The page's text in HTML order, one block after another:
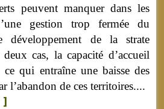
peuvent manquer dans les
gestion trop fermée du
développement de la strate
cas, la capacité d’accueil
qui entraîne une baisse des
l’abandon de ces territoires....
]